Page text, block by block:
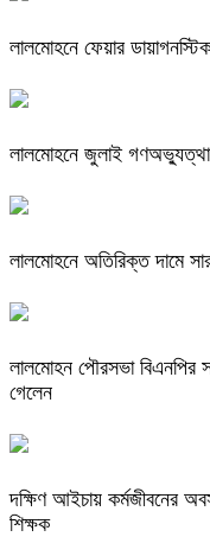
লালমোহনে ফেয়ার
লালমোহনে জুলাই
লালমোহনে অতিরিক্ত দামে
লালমোহন পৌরসভা বিএনপির
গেলেন
দক্ষিণ আইচায় কর্মজীবনের
শিক্ষক